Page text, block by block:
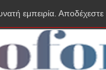
εμπειρία.